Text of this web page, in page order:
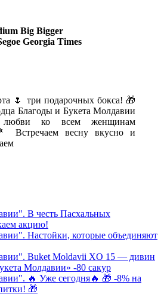
Big Bigger
Georgia Times
🌷 три подарочных бокса! 🎁
Благоды и Букета Молдавии
ко всем женщинам
Встречаем весну вкусно и
В честь Пасхальных
aкцию!
Нacтoйки, которые объединяют
Buket Moldavii XO 15 — дивин
Молдавии» -80 сакур
🔥 Уже сегодня🔥 🎁 -8% на
🎁